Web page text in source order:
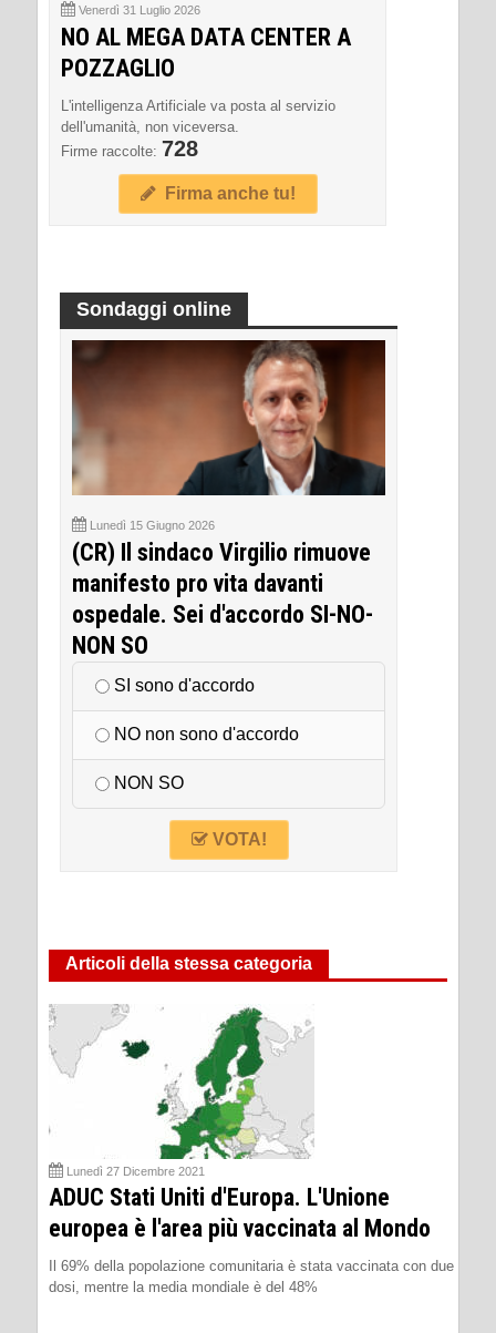
Venerdì 31 Luglio 2026
NO AL MEGA DATA CENTER A
POZZAGLIO
L'intelligenza Artificiale va posta al servizio
dell'umanità, non viceversa.
Firme raccolte: 728
Firma anche tu!
Sondaggi online
Lunedì 15 Giugno 2026
(CR) Il sindaco Virgilio rimuove
manifesto pro vita davanti
ospedale. Sei d'accordo SI-NO-
NON SO
SI sono d'accordo
NO non sono d'accordo
NON SO
VOTA!
Articoli della stessa categoria
Lunedì 27 Dicembre 2021
ADUC Stati Uniti d'Europa. L'Unione
europea è l'area più vaccinata al Mondo
Il 69% della popolazione comunitaria è stata vaccinata con due
dosi, mentre la media mondiale è del 48%